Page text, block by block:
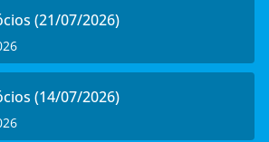
(21/07/2026)
(14/07/2026)